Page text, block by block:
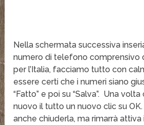
Nella schermata successiva
numero di telefono comprensivo
per l’Italia, facciamo tutto con
essere certi che i numeri siano
“Fatto” e poi su “Salva”. Una
nuovo il tutto un nuovo clic su OK.
anche chiuderla, ma rimarrà attiva